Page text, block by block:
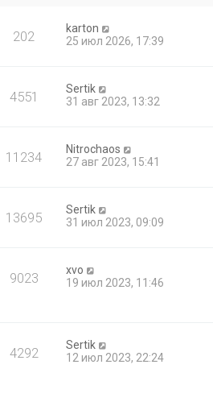
202
karton
25 июл 2026, 17:39
4551
Sertik
31 авг 2023, 13:32
11234
Nitrochaos
27 авг 2023, 15:41
13695
Sertik
31 июл 2023, 09:09
9023
xvo
19 июл 2023, 11:46
4292
Sertik
12 июл 2023, 22:24